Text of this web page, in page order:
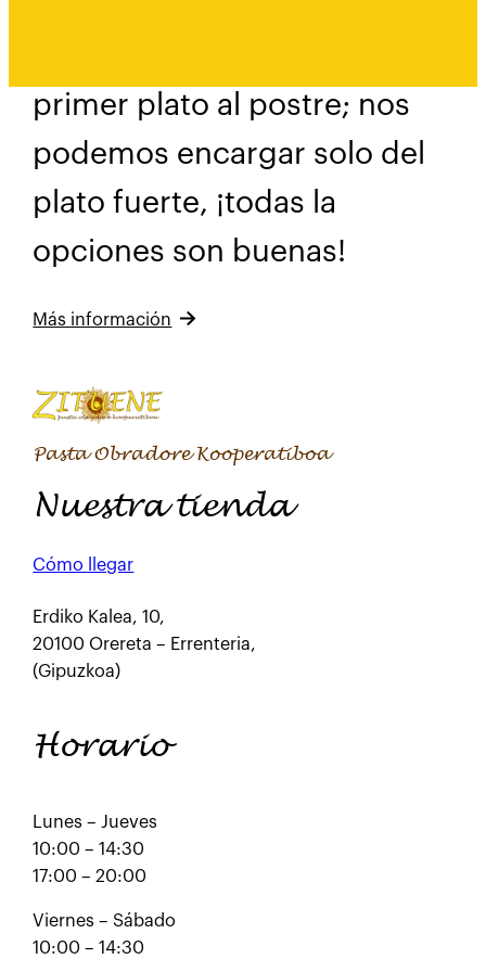
primer plato al postre; nos
podemos encargar solo del
plato fuerte, ¡todas la
opciones son buenas!
Más información
Pasta Obradore Kooperatiboa
Nuestra tienda
Cómo llegar
Erdiko Kalea, 10,
20100 Orereta – Errenteria,
(Gipuzkoa)
Horario
Lunes – Jueves
10:00 – 14:30
17:00 – 20:00
Viernes – Sábado
10:00 – 14:30